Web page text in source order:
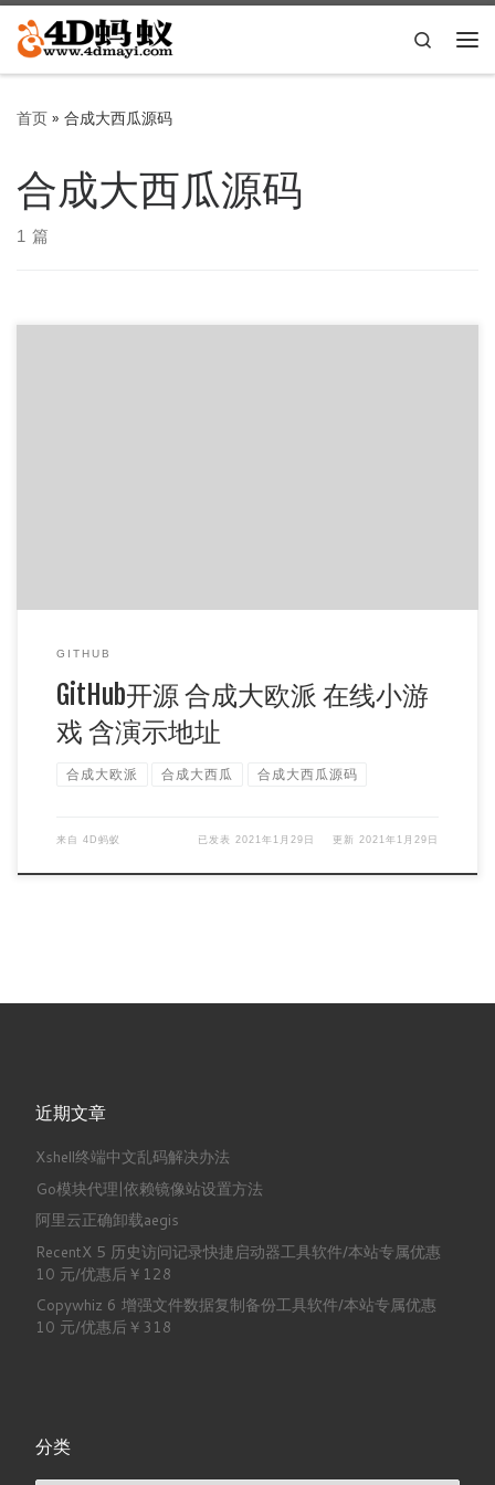
Skip to content
Search
首页» 合成大西瓜源码
合成大西瓜源码
1 篇
GITHUB
GitHub开源 合成大欧派 在线小游
戏 含演示地址
合成大欧派 合成大西瓜 合成大西瓜源码
来自 4D蚂蚁 已发表 2021年1月29日 更新 2021年1月29日
近期文章
Xshell终端中文乱码解决办法
Go模块代理|依赖镜像站设置方法
阿里云正确卸载aegis
RecentX 5 历史访问记录快捷启动器工具软件/本站专属优惠
10 元/优惠后￥128
Copywhiz 6 增强文件数据复制备份工具软件/本站专属优惠
10 元/优惠后￥318
分类